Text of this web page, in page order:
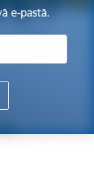
e-pastā.